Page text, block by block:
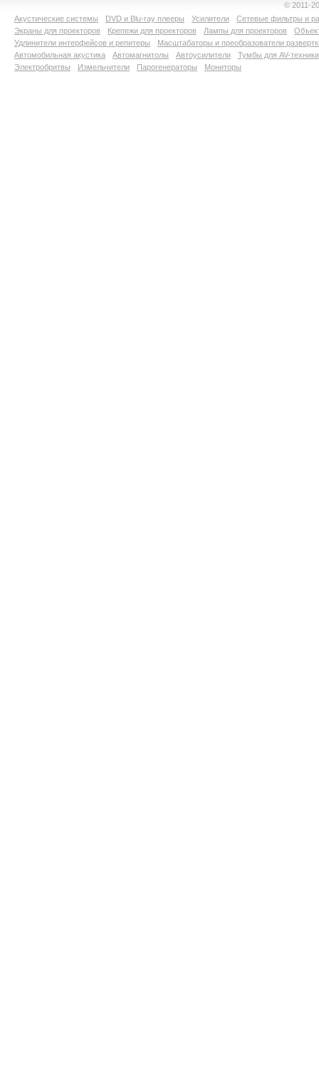
© 2011-
Акустические системы
DVD и Blu-ray плееры Усилители
Сетевые фильтры и
Экраны для проекторов
Крепежи для проекторов Лампы для проекторов
Удлинители интерфейсов и репитеры
Масштабаторы и преобразователи
Автомобильная акустика
Автомагнитолы Автоусилители
Тумбы для AV-техники
Электробритвы
Измельчители Парогенераторы Мониторы